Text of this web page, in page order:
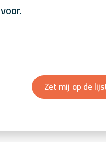
Zet mij op de